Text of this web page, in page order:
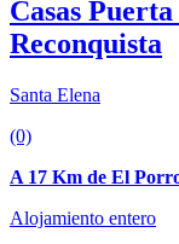
Casas
Reconquista
Santa Elena
(0)
A 17 Km de El
Alojamiento entero